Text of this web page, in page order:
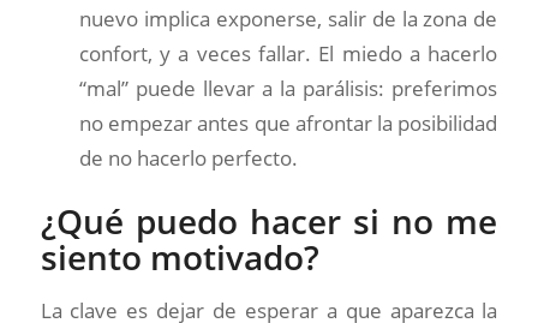
nuevo implica exponerse, salir de la zona de
confort, y a veces fallar. El miedo a hacerlo
“mal” puede llevar a la parálisis: preferimos
no empezar antes que afrontar la posibilidad
de no hacerlo perfecto.
¿Qué puedo hacer si no me
siento motivado?
La clave es dejar de esperar a que aparezca la